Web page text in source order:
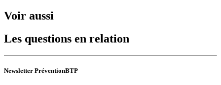
Voir aussi
Les questions en relation
Newsletter PréventionBTP